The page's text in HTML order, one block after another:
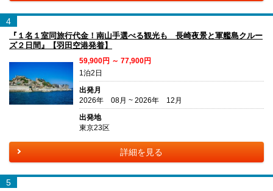
4
『１名１室同旅行代金！南山手選べる観光も 長崎夜景と軍艦島クルー
ズ２日間』【羽田空港発着】
59,900円 ～ 77,900円
1泊2日
出発月
2026年 08月 ~ 2026年 12月
出発地
東京23区
詳細を見る
5